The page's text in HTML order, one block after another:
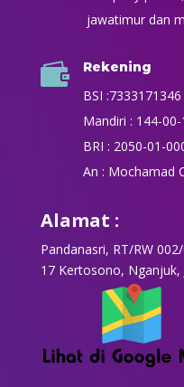
jawatimur dan
 Rekening
BSI :7333171346
Mandiri : 144-
BRI : 2050-01-
An : Mochamad
Alamat :
Pandanasri, RT/RW
17 Kertosono, Nganjuk,